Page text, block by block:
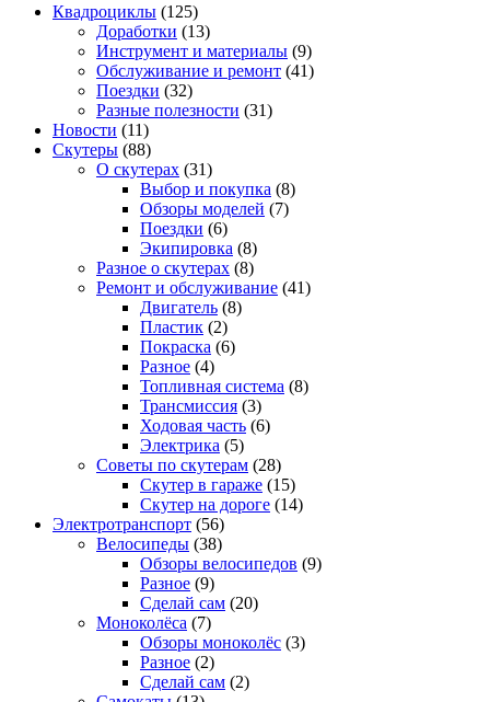
Квадроциклы (125)
Доработки (13)
Инструмент и материалы (9)
Обслуживание и ремонт (41)
Поездки (32)
Разные полезности (31)
Новости (11)
Скутеры (88)
О скутерах (31)
Выбор и покупка (8)
Обзоры моделей (7)
Поездки (6)
Экипировка (8)
Разное о скутерах (8)
Ремонт и обслуживание (41)
Двигатель (8)
Пластик (2)
Покраска (6)
Разное (4)
Топливная система (8)
Трансмиссия (3)
Ходовая часть (6)
Электрика (5)
Советы по скутерам (28)
Скутер в гараже (15)
Скутер на дороге (14)
Электротранспорт (56)
Велосипеды (38)
Обзоры велосипедов (9)
Разное (9)
Сделай сам (20)
Моноколёса (7)
Обзоры моноколёс (3)
Разное (2)
Сделай сам (2)